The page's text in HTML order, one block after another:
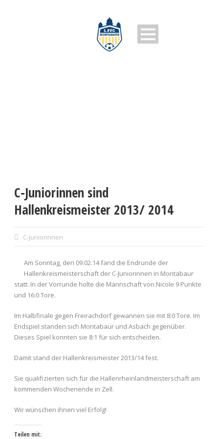
C-Juniorinnen sind
Hallenkreismeister 2013/ 2014
C-Juniorinnen
Am Sonntag, den 09.02.14 fand die Endrunde der
Hallenkreismeisterschaft der C-Juniorinnen in Montabaur
statt. In der Vorrunde holte die Mannschaft von Nicole 9 Punkte
und 16:0 Tore.
Im Halbfinale gegen Freirachdorf gewannen sie mit 8:0 Tore. Im
Endspiel standen sich Montabaur und Asbach gegenüber.
Dieses Spiel konnten sie 8:1 für sich entscheiden.
Damit stand der Hallenkreismeister 2013/14 fest.
Sie qualifizierten sich für die Hallenrheinlandmeisterschaft am
kommenden Wochenende in Zell.
Wir wünschen ihnen viel Erfolg!
Teilen mit: